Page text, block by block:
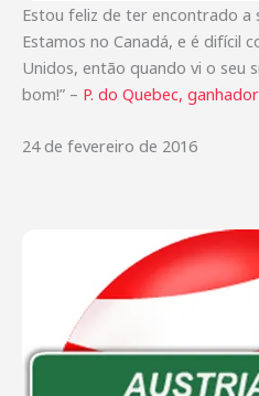
Estou feliz de ter encontrado a
Estamos no Canadá, e é difícil
Unidos, então quando vi o seu
bom!” – P. do Quebec,
24 de fevereiro de 2016